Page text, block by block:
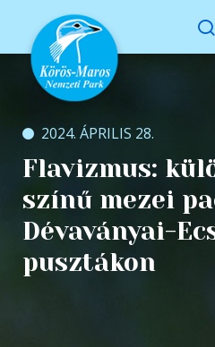
2024. ÁPRILIS 28.
Flavizmus:
színű mezei
Dévaványai-
pusztákon